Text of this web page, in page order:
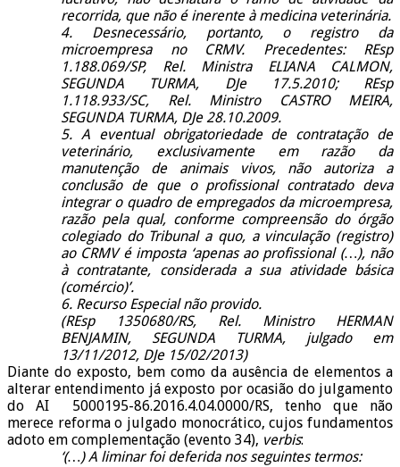
recorrida, que não é inerente à medicina veterinária.
4. Desnecessário, portanto, o registro da
microempresa no CRMV. Precedentes: REsp
1.188.069/SP, Rel. Ministra ELIANA CALMON,
SEGUNDA TURMA, DJe 17.5.2010; REsp
1.118.933/SC, Rel. Ministro CASTRO MEIRA,
SEGUNDA TURMA, DJe 28.10.2009.
5. A eventual obrigatoriedade de contratação de
veterinário, exclusivamente em razão da
manutenção de animais vivos, não autoriza a
conclusão de que o profissional contratado deva
integrar o quadro de empregados da microempresa,
razão pela qual, conforme compreensão do órgão
colegiado do Tribunal a quo, a vinculação (registro)
ao CRMV é imposta ‘apenas ao profissional (…), não
à contratante, considerada a sua atividade básica
(comércio)’.
6. Recurso Especial não provido.
(REsp 1350680/RS, Rel. Ministro HERMAN
BENJAMIN, SEGUNDA TURMA, julgado em
13/11/2012, DJe 15/02/2013)
Diante do exposto, bem como da ausência de elementos a
alterar entendimento já exposto por ocasião do julgamento
do AI 5000195-86.2016.4.04.0000/RS, tenho que não
merece reforma o julgado monocrático, cujos fundamentos
adoto em complementação (evento 34), verbis:
‘(…) A liminar foi deferida nos seguintes termos: